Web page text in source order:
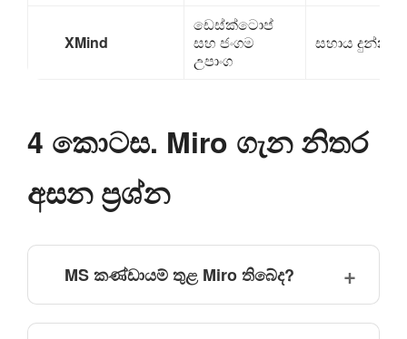
XMind
ඩෙස්ක්ටොප්
සහ ජංගම
උපාංග
සහාය දුන්නා
4 කොටස. Miro ගැන නිතර
අසන ප්‍රශ්න
MS කණ්ඩායම් තුළ Miro තිබේද?